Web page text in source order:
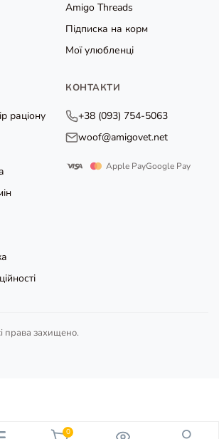
Amigo Threads
Підписка на корм
Мої улюбленці
раціону
КОНТАКТИ
+38 (093) 754-5063
woof@amigovet.net
Apple PayGoogle Pay
права захищено.
0